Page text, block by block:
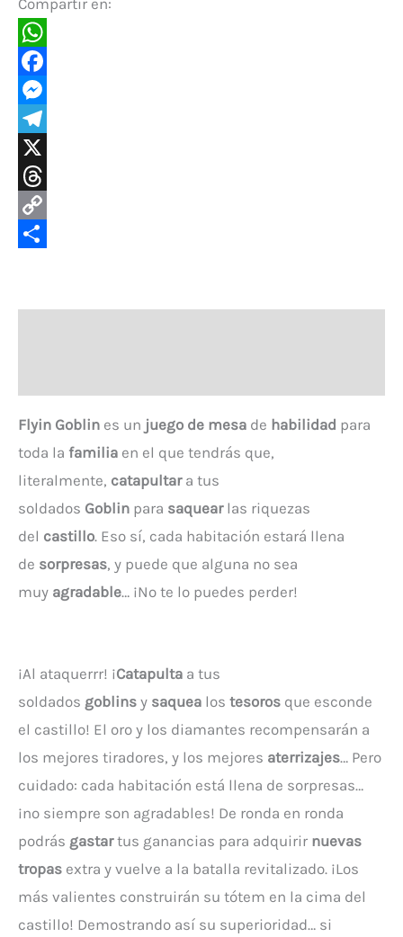
Compartir en:
WhatsApp
Facebook
Messenger
Telegram
X
Threads
Copy
Flyin Goblin es un juego de mesa de habilidad para
toda la familia en el que tendrás que,
literalmente, catapultar a tus
soldados Goblin para saquearlas riquezas
del castillo. Eso sí, cada habitación estará llena
de sorpresas, y puede que alguna no sea
muy agradable… ¡No te lo puedes perder!
¡Al ataquerrr! ¡Catapulta a tus
soldados goblins y saquea los tesoros que esconde
el castillo! El oro y los diamantes recompensarán a
los mejores tiradores, y los mejores aterrizajes… Pero
cuidado: cada habitación está llena de sorpresas…
¡no siempre son agradables! De ronda en ronda
podrás gastartus ganancias para adquirir nuevas
tropas extra y vuelve a la batalla revitalizado. ¡Los
más valientes construirán su tótem en la cima del
castillo! Demostrando así su superioridad… si